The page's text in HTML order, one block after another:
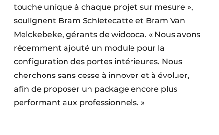
touche unique à chaque projet sur mesure »,
soulignent Bram Schietecatte et Bram Van
Melckebeke, gérants de widooca. « Nous avons
récemment ajouté un module pour la
configuration des portes intérieures. Nous
cherchons sans cesse à innover et à évoluer,
afin de proposer un package encore plus
performant aux professionnels. »